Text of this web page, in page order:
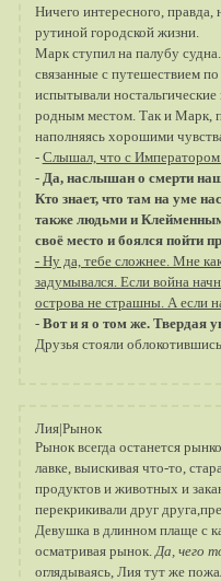
Ничего интересного, правда,
рутиной городской жизни.
Марк ступил на палубу
связанные с путешествием
испытывали
родным местом. Так и Марк,
наполняясь хорошими
- Слышал, что с
- Да, наслышан о смерти
Кто знает, что там на уме
также людьми и
своё место и боялся пойти
- Ну да, тебе сложнее. Мне
задумывался. Если война
острова не страшны. А если
- Вот и я о том же. Твердая
Друзья стояли
Лия|Рынок
Рынок всегда останется
лавке, выискивая что-то,
продуктов и животных и
перекрикивали друг
Девушка в длинном плаще с
осматривая рынок. Да, чего
оглядываясь, Лия тут же